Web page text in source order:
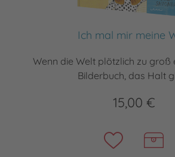
Ich mal mir meine
Wenn die Welt plötzlich zu groß
Bilderbuch, das Halt
15,00 €